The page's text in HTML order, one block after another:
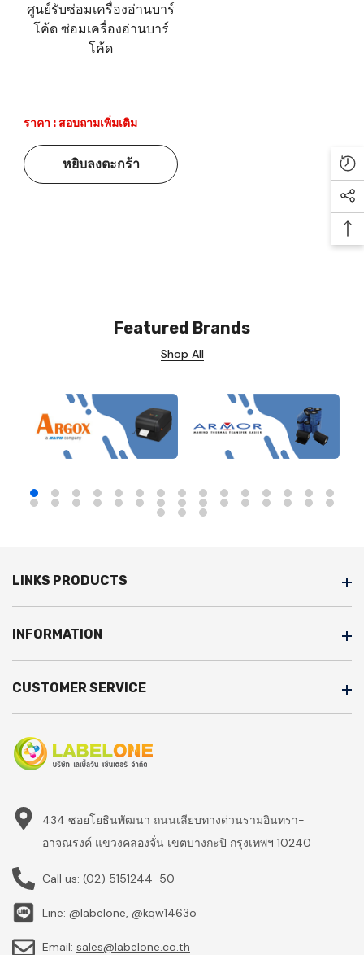
ศูนย์รับซ่อมเครื่องอ่านบาร์
โค้ด ซ่อมเครื่องอ่านบาร์
โค้ด
ราคา : สอบถามเพิ่มเติม
หยิบลงตะกร้า
Featured Brands
Shop All
LINKS PRODUCTS
INFORMATION
CUSTOMER SERVICE
434 ซอยโยธินพัฒนา ถนนเลียบทางด่วนรามอินทรา-
อาจณรงค์ แขวงคลองจั่น เขตบางกะปิ กรุงเทพฯ 10240
Call us: (02) 5151244-50
Line: @labelone, @kqw1463o
Email: sales@labelone.co.th